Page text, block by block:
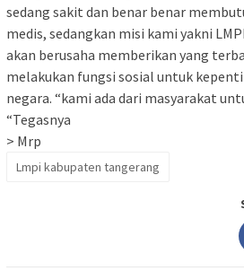
sedang sakit dan benar benar
medis, sedangkan misi kami yakni
akan berusaha memberikan yang
melakukan fungsi sosial untuk
negara. “kami ada dari masyarakat
“Tegasnya
> Mrp
Lmpi kabupaten tangerang